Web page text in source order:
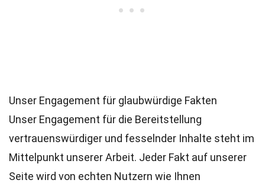
Unser Engagement für glaubwürdige Fakten
Unser Engagement für die Bereitstellung
vertrauenswürdiger und fesselnder Inhalte steht im
Mittelpunkt unserer Arbeit. Jeder Fakt auf unserer
Seite wird von echten Nutzern wie Ihnen